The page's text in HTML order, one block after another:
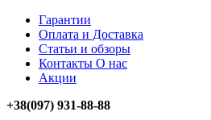
Гарантии
Оплата и Доставка
Статьи и обзоры
Контакты О нас
Акции
+38(097) 931-88-88